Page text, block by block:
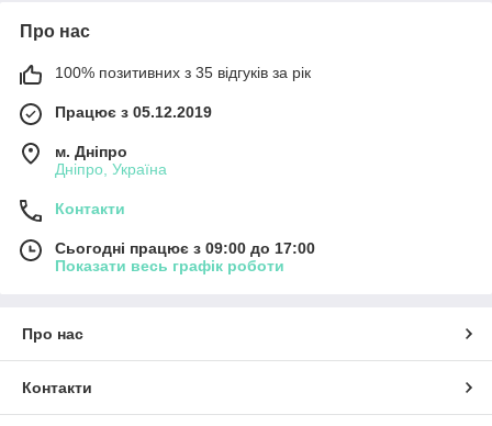
Про нас
100% позитивних з 35 відгуків за рік
Працює з 05.12.2019
м. Дніпро
Дніпро, Україна
Контакти
Сьогодні працює з 09:00 до 17:00
Показати весь графік роботи
Про нас
Контакти